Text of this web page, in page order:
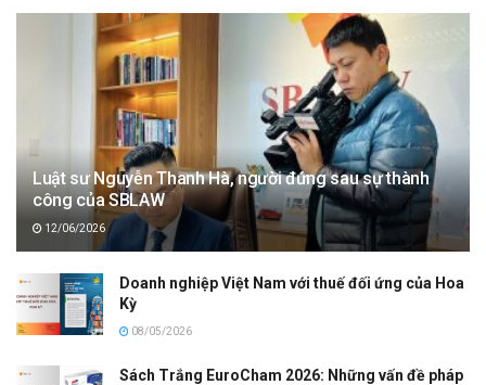
Luật sư Nguyễn Thanh Hà, người đứng sau sự thành
công của SBLAW
12/06/2026
Doanh nghiệp Việt Nam với thuế đối ứng của Hoa
Kỳ
08/05/2026
Sách Trắng EuroCham 2026: Những vấn đề pháp